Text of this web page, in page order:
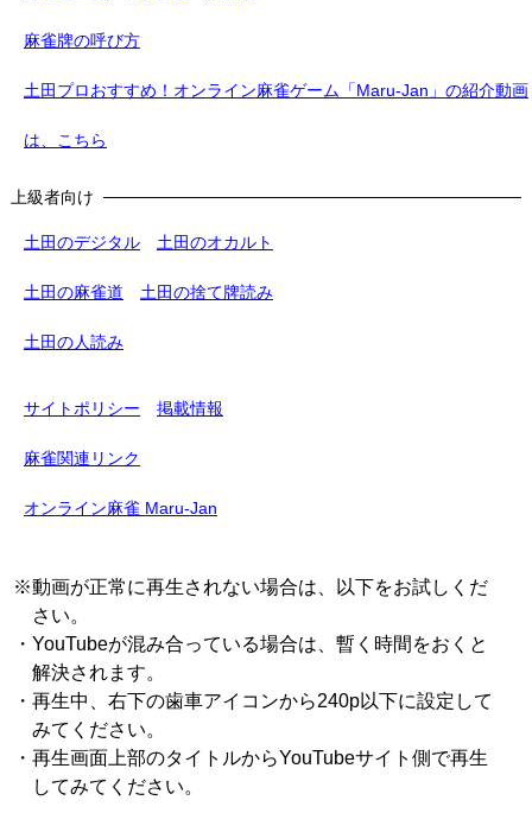
麻雀牌の呼び方
土田プロおすすめ！オンライン麻雀ゲーム「Maru-Jan」の紹介動画
は、こちら
上級者向け
土田のデジタル 土田のオカルト
土田の麻雀道 土田の捨て牌読み
土田の人読み
サイトポリシー 掲載情報
麻雀関連リンク
オンライン麻雀 Maru-Jan
※動画が正常に再生されない場合は、以下をお試しくだ
さい。
・YouTubeが混み合っている場合は、暫く時間をおくと
解決されます。
・再生中、右下の歯車アイコンから240p以下に設定して
みてください。
・再生画面上部のタイトルからYouTubeサイト側で再生
してみてください。